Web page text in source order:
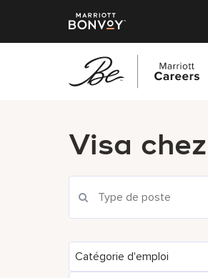
Visa chez
Catégorie d'emploi